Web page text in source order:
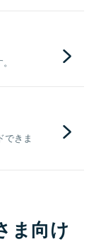
できま
ま向け